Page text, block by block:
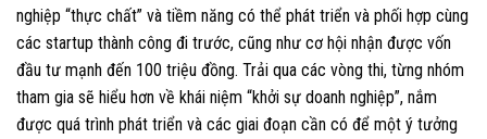
nghiệp “thực chất” và tiềm năng có thể phát triển và phối hợp cùng
các startup thành công đi trước, cũng như cơ hội nhận được vốn
đầu tư mạnh đến 100 triệu đồng. Trải qua các vòng thi, từng nhóm
tham gia sẽ hiểu hơn về khái niệm “khởi sự doanh nghiệp”, nắm
được quá trình phát triển và các giai đoạn cần có để một ý tưởng